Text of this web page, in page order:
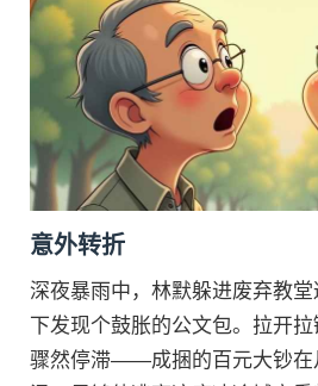
意外转折
深夜暴雨中，林默躲进废弃教
下发现个鼓胀的公文包。拉开
骤然停滞——成捆的百元大钞在